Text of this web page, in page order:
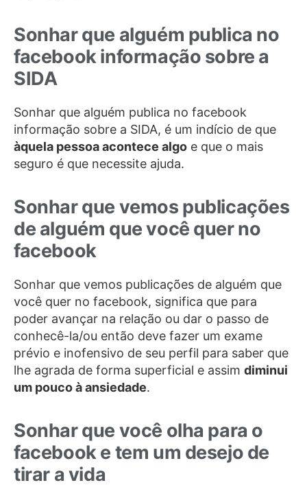
Sonhar que alguém publica no
facebook informação sobre a
SIDA
Sonhar que alguém publica no facebook
informação sobre a SIDA, é um indício de que
àquela pessoa acontece algo e que o mais
seguro é que necessite ajuda.
Sonhar que vemos publicações
de alguém que você quer no
facebook
Sonhar que vemos publicações de alguém que
você quer no facebook, significa que para
poder avançar na relação ou dar o passo de
conhecê-la/ou então deve fazer um exame
prévio e inofensivo de seu perfil para saber que
lhe agrada de forma superficial e assim diminui
um pouco à ansiedade.
Sonhar que você olha para o
facebook e tem um desejo de
tirar a vida